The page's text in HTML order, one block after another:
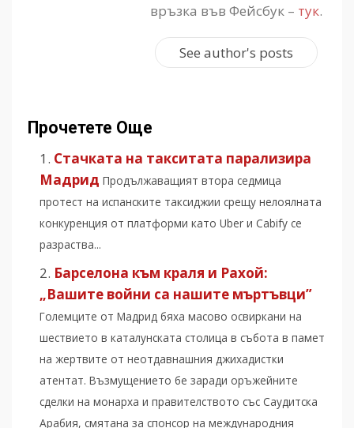
връзка във Фейсбук – тук.
See author's posts
Прочетете Още
Стачката на такситата парализира
Мадрид Продължаващият втора седмица
протест на испанските таксиджии срещу нелоялната
конкуренция от платформи като Uber и Cabify се
разраства...
Барселона към краля и Рахой:
„Вашите войни са нашите мъртъвци”
Големците от Мадрид бяха масово освиркани на
шествието в каталунската столица в събота в памет
на жертвите от неотдавнашния джихадистки
атентат. Възмущението бе заради оръжейните
сделки на монарха и правителството със Саудитска
Арабия, смятана за спонсор на международния